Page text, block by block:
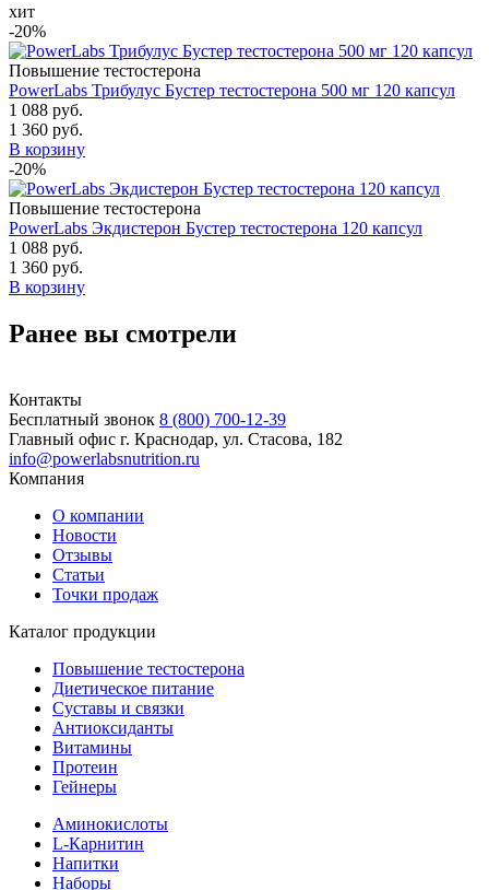
хит
-20%
Повышение тестостерона
PowerLabs Трибулус Бустер тестостерона 500 мг 120 капсул
1 088 руб.
1 360 руб.
В корзину
-20%
Повышение тестостерона
PowerLabs Экдистерон Бустер тестостерона 120 капсул
1 088 руб.
1 360 руб.
В корзину
Ранее вы смотрели
Контакты
Бесплатный звонок 8 (800) 700-12-39
Главный офис г. Краснодар, ул. Стасова, 182
info@powerlabsnutrition.ru
Компания
О компании
Новости
Отзывы
Статьи
Точки продаж
Каталог продукции
Повышение тестостерона
Диетическое питание
Суставы и связки
Антиоксиданты
Витамины
Протеин
Гейнеры
Аминокислоты
L-Карнитин
Напитки
Наборы